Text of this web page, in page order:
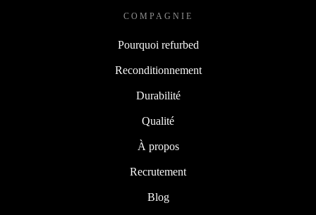
COMPAGNIE
Pourquoi refurbed
Reconditionnement
Durabilité
Qualité
À propos
Recrutement
Blog